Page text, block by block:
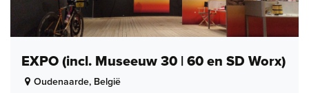
EXPO (incl. Museeuw 30 | 60 en SD Worx)
Oudenaarde, België